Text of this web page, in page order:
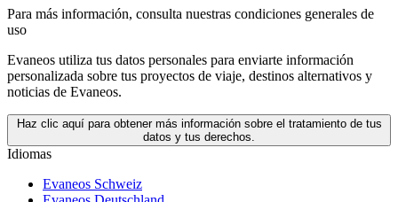
Para más información, consulta nuestras condiciones generales de
uso
Evaneos utiliza tus datos personales para enviarte información
personalizada sobre tus proyectos de viaje, destinos alternativos y
noticias de Evaneos.
Haz clic aquí para obtener más información sobre el tratamiento de tus
datos y tus derechos.
Idiomas
Evaneos Schweiz